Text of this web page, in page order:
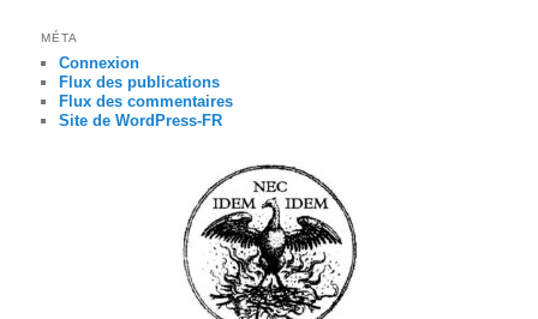
MÉTA
Connexion
Flux des publications
Flux des commentaires
Site de WordPress-FR